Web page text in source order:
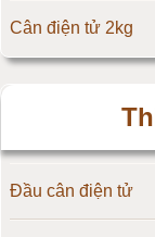
Đầu cân điện tử
Cân điện tử 2kg
Cân điện tử 10kg
Đầu cân điện tử